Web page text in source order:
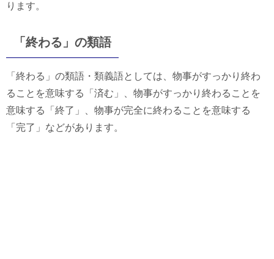
ります。
「終わる」の類語
「終わる」の類語・類義語としては、物事がすっかり終わ
ることを意味する「済む」、物事がすっかり終わることを
意味する「終了」、物事が完全に終わることを意味する
「完了」などがあります。